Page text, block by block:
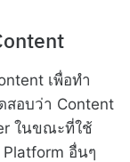
เพื่อทำ
สอบว่า Content
ในขณะที่ใช้
อื่นๆ